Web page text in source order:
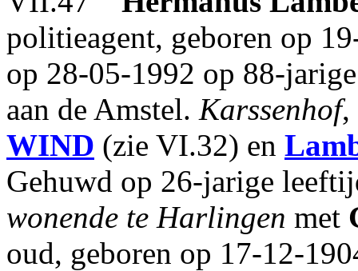
politieagent, geboren op
op 28-05-1992 op 88-
aan de Amstel. Karssenhof,
WIND (zie VI.32) en
Gehuwd op 26-jarige
wonende te Harlingen met
oud, geboren op 17-12-